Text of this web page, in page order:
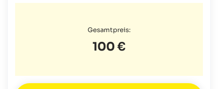
Gesamtpreis:
100 €